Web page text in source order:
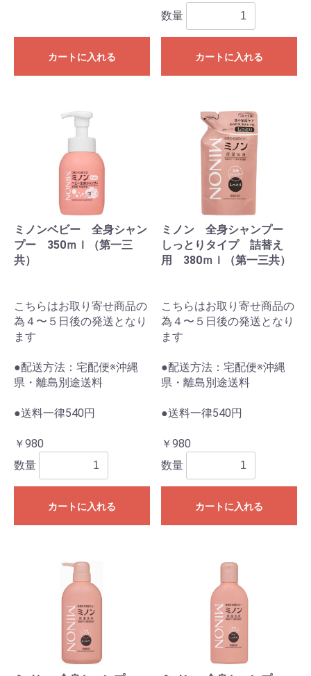
カートに入れる
数量
カートに入れる
ミノンベビー 全身シャン
プー 350ｍｌ（第一三
共）
こちらはお取り寄せ商品の
為４〜５日後の発送となり
ます
●配送方法：宅配便※沖縄
県・離島別途送料
●送料一律540円
￥980
数量
カートに入れる
ミノン 全身シャンプー
しっとりタイプ 詰替え
用 380ｍｌ（第一三共）
こちらはお取り寄せ商品の
為４〜５日後の発送となり
ます
●配送方法：宅配便※沖縄
県・離島別途送料
●送料一律540円
￥980
数量
カートに入れる